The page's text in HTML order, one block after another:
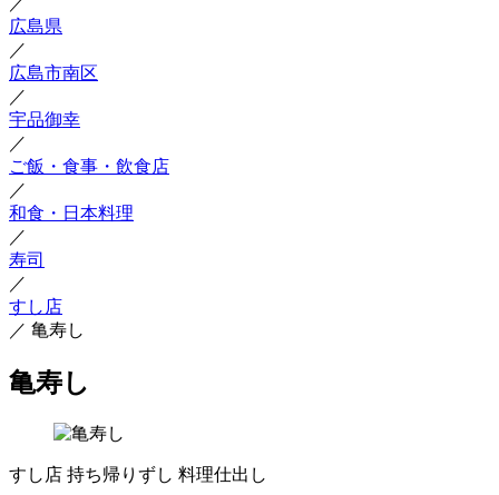
広島県
／
広島市南区
／
宇品御幸
／
ご飯・食事・飲食店
／
和食・日本料理
／
寿司
／
すし店
／ 亀寿し
亀寿し
すし店 持ち帰りずし 料理仕出し